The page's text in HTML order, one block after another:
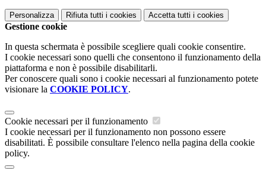
Personalizza Rifiuta tutti i cookies Accetta tutti i cookies
Gestione cookie
In questa schermata è possibile scegliere quali cookie consentire.
I cookie necessari sono quelli che consentono il funzionamento della
piattaforma e non è possibile disabilitarli.
Per conoscere quali sono i cookie necessari al funzionamento potete
visionare la COOKIE POLICY.
Cookie necessari per il funzionamento
I cookie necessari per il funzionamento non possono essere
disabilitati. È possibile consultare l'elenco nella pagina della cookie
policy.